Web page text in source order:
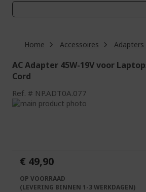
Home Accessoires Adapters
AC Adapter 45W-19V voor
Cord
Ref. NP.ADT0A.077
Ga
afbeeldingen-
gallerij
afbeeldingen-
gallerij
€ 49,90
OP VOORRAAD
(LEVERING BINNEN 1-3 WERKDAGEN)